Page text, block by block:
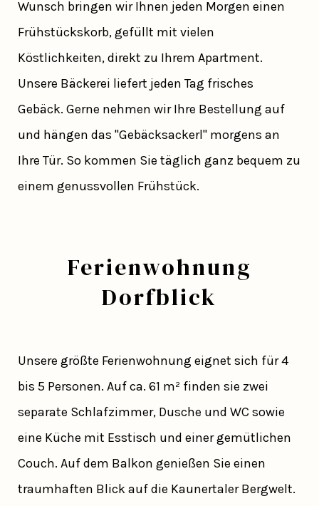
Wunsch bringen wir Ihnen jeden Morgen einen
Frühstückskorb, gefüllt mit vielen
Köstlichkeiten, direkt zu Ihrem Apartment.
Unsere Bäckerei liefert jeden Tag frisches
Gebäck. Gerne nehmen wir Ihre Bestellung auf
und hängen das "Gebäcksackerl" morgens an
Ihre Tür. So kommen Sie täglich ganz bequem zu
einem genussvollen Frühstück.
Ferienwohnung
Dorfblick
Unsere größte Ferienwohnung eignet sich für 4
bis 5 Personen. Auf ca. 61 m² finden sie zwei
separate Schlafzimmer, Dusche und WC sowie
eine Küche mit Esstisch und einer gemütlichen
Couch. Auf dem Balkon genießen Sie einen
traumhaften Blick auf die Kaunertaler Bergwelt.